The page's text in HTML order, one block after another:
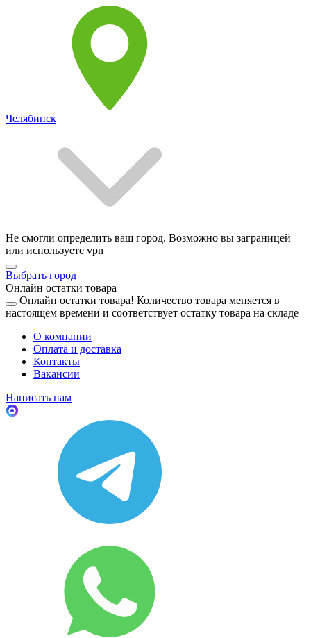
Челябинск
Не смогли определить ваш город. Возможно вы заграницей
или используете vpn
Выбрать город
Онлайн остатки товара
Онлайн остатки товара! Количество товара меняется в
настоящем времени и соответствует остатку товара на складе
О компании
Оплата и доставка
Контакты
Вакансии
Написать нам